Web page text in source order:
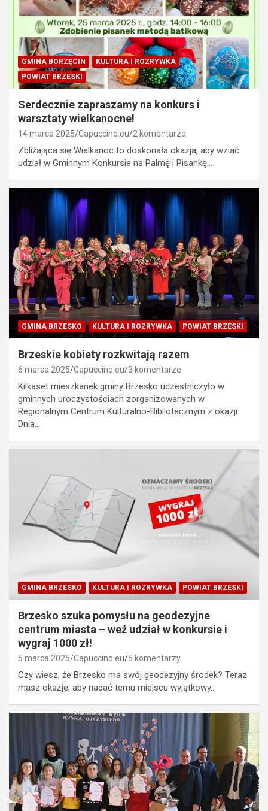
GMINA BORZĘCIN
KULTURA I ROZRYWKA
POWIAT BRZESKI
Serdecznie zapraszamy na konkurs i
warsztaty wielkanocne!
14 marca 2025 Capuccino.eu 2 komentarze
Zbliżająca się Wielkanoc to doskonała okazja, aby wziąć
udział w Gminnym Konkursie na Palmę i Pisankę…
GMINA BRZESKO KULTURA I ROZRYWKA POWIAT BRZESKI
Brzeskie kobiety rozkwitają razem
6 marca 2025 Capuccino.eu 3 komentarze
Kilkaset mieszkanek gminy Brzesko uczestniczyło w
gminnych uroczystościach zorganizowanych w
Regionalnym Centrum Kulturalno-Bibliotecznym z okazji
Dnia…
GMINA BRZESKO KULTURA I ROZRYWKA POWIAT BRZESKI
Brzesko szuka pomysłu na geodezyjne
centrum miasta – weź udział w konkursie i
wygraj 1000 zł!
5 marca 2025 Capuccino.eu 5 komentarzy
Czy wiesz, że Brzesko ma swój geodezyjny środek? Teraz
masz okazję, aby nadać temu miejscu wyjątkowy…